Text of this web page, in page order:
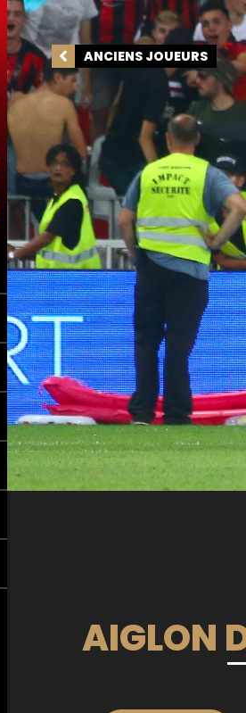
ANCIENS JOUEURS
FR
AIGLON